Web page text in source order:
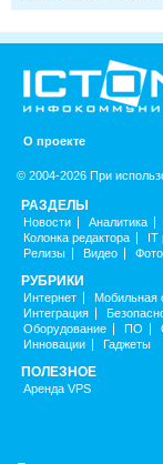
О проекте
© 2004-2026 При
РАЗДЕЛЫ
Новости Аналитика
Колонка редактора
IT
Релизы
Видео
РУБРИКИ
Интернет Мобильная
Интеграция
Оборудование
ПО
Инновации
Гаджеты
ПОЛЕЗНОЕ
Аренда VPS